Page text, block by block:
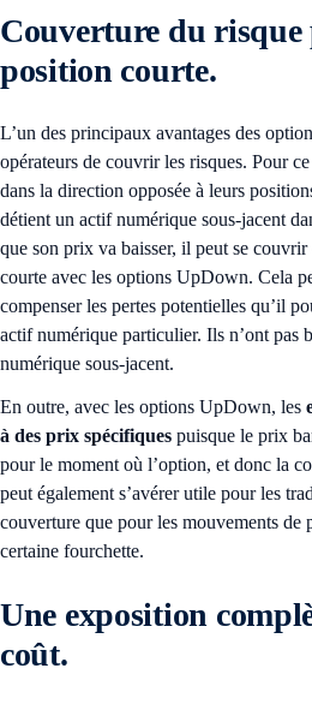
Couverture du risque
position courte.
L’un des principaux avantages des
opérateurs de couvrir les risques. Pour
dans la direction opposée à leurs
détient un actif numérique sous-jacent
que son prix va baisser, il peut se
courte avec les options UpDown. Cela
compenser les pertes potentielles qu’il
actif numérique particulier. Ils n’ont pas
numérique sous-jacent.
En outre, avec les options UpDown, les
à des prix spécifiques puisque le prix
pour le moment où l’option, et donc la
peut également s’avérer utile pour les
couverture que pour les mouvements de
certaine fourchette.
Une exposition
coût.